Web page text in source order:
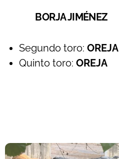
BORJA JIMÉNEZ
Segundo toro: OREJA
Quinto toro: OREJA